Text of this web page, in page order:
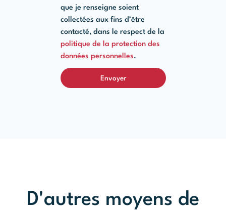
que je renseigne soient
collectées aux fins d’être
contacté, dans le respect de la
politique de la protection des
données personnelles.
Envoyer
D'autres moyens de